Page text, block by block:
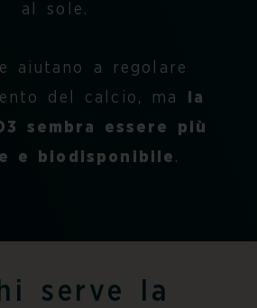
al sole.
aiutano a regolare
del calcio, ma
la
sembra essere più
e biodisponibile .
serve la